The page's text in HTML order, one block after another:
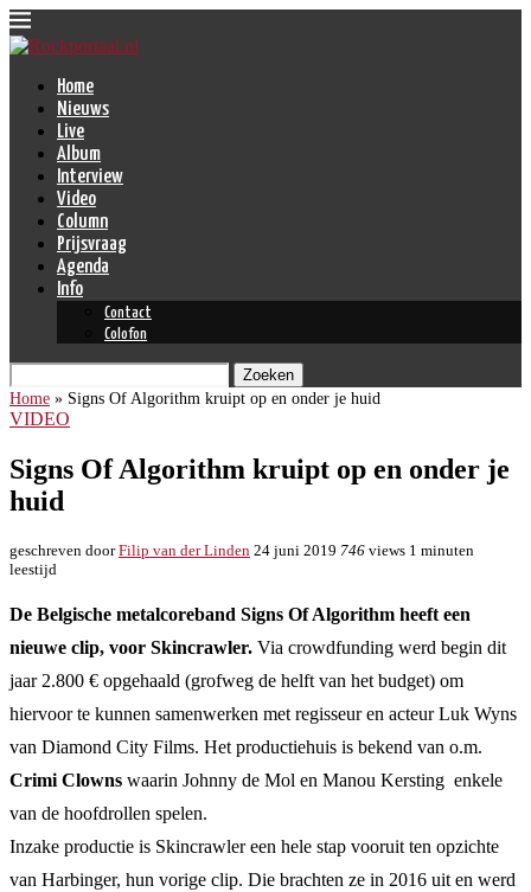
Home
Nieuws
Live
Album
Interview
Video
Column
Prijsvraag
Agenda
Info
Contact
Colofon
Zoeken
Home » Signs Of Algorithm kruipt op en onder je huid
VIDEO
Signs Of Algorithm kruipt op en onder je
huid
geschreven doorFilip van der Linden 24 juni 2019 746 views 1 minuten
leestijd
De Belgische metalcoreband Signs Of Algorithm heeft een
nieuwe clip, voor Skincrawler. Via crowdfunding werd begin dit
jaar 2.800 € opgehaald (grofweg de helft van het budget) om
hiervoor te kunnen samenwerken met regisseur en acteur Luk Wyns
van Diamond City Films. Het productiehuis is bekend van o.m.
Crimi Clowns waarin Johnny de Mol en Manou Kersting enkele
van de hoofdrollen spelen.
Inzake productie is Skincrawler een hele stap vooruit ten opzichte
van Harbinger, hun vorige clip. Die brachten ze in 2016 uit en werd